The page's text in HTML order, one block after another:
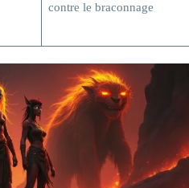
contre le braconnage